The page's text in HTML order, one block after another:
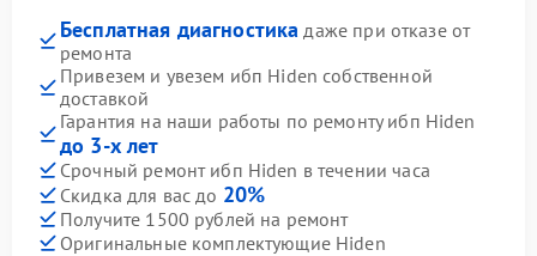
Бесплатная диагностика даже при отказе от
ремонта
Привезем и увезем ибп Hiden собственной
доставкой
Гарантия на наши работы по ремонту ибп Hiden
до 3-х лет
Срочный ремонт ибп Hiden в течении часа
Скидка для вас до 20%
Получите 1500 рублей на ремонт
Оригинальные комплектующие Hiden